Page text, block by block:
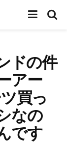
ドの件
アー
買っ
なの
です